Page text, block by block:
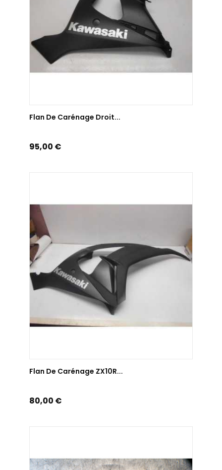
Flan De Carénage Droit...
Prix
95,00 €
Flan De Carénage ZX10R...
Prix
80,00 €